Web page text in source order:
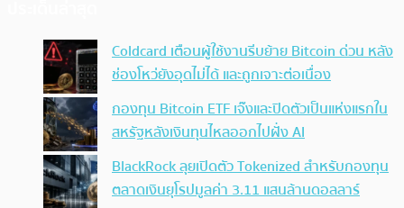
Coldcard เตือนผู้ใช้งานรีบย้าย Bitcoin ด่วน หลัง
ช่องโหว่ยังอุดไม่ได้ และถูกเจาะต่อเนื่อง
กองทุน Bitcoin ETF เจ๊งและปิดตัวเป็นแห่งแรกใน
สหรัฐหลังเงินทุนไหลออกไปฝั่ง AI
BlackRock ลุยเปิดตัว Tokenized สำหรับกองทุน
ตลาดเงินยุโรปมูลค่า 3.11 แสนล้านดอลลาร์